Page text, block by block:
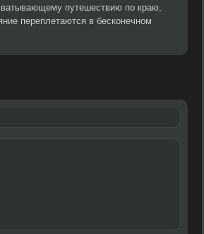
путешествию по краю,
переплетаются в бесконечном